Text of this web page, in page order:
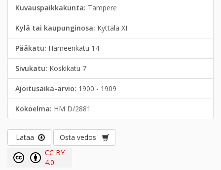
Kuvauspaikkakunta: Tampere
Kylä tai kaupunginosa: Kyttälä XI
Pääkatu: Hämeenkatu 14
Sivukatu: Koskikatu 7
Ajoitusaika-arvio: 1900 - 1909
Kokoelma: HM D/2881
Lataa
Osta vedos
CC BY
4.0